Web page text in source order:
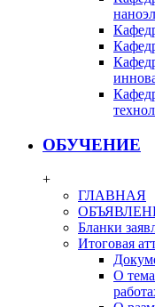
ОБУЧЕНИЕ
+
ГЛАВНАЯ
Бланки
Итоговая
О